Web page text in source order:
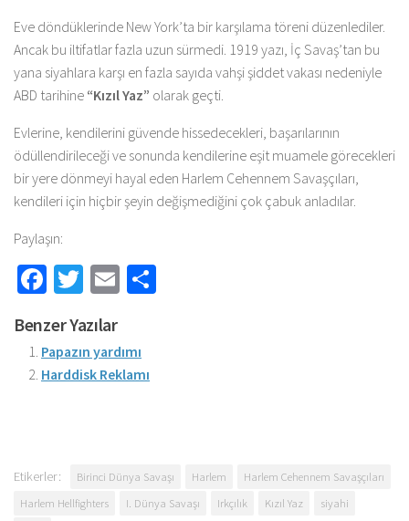
Eve döndüklerinde New York’ta bir karşılama töreni düzenlediler.
Ancak bu iltifatlar fazla uzun sürmedi. 1919 yazı, İç Savaş’tan bu
yana siyahlara karşı en fazla sayıda vahşi şiddet vakası nedeniyle
ABD tarihine “Kızıl Yaz” olarak geçti.
Evlerine, kendilerini güvende hissedecekleri, başarılarının
ödüllendirileceği ve sonunda kendilerine eşit muamele görecekleri
bir yere dönmeyi hayal eden Harlem Cehennem Savaşçıları,
kendileri için hiçbir şeyin değişmediğini çok çabuk anladılar.
Paylaşın:
Facebook
Twitter
Email
Benzer Yazılar
Papazın yardımı
Harddisk Reklamı
Etikerler: Birinci Dünya Savaşı Harlem
Harlem Cehennem Savaşçıları
Harlem Hellfighters
I. Dünya Savaşı Irkçılık Kızıl Yaz
siyahi